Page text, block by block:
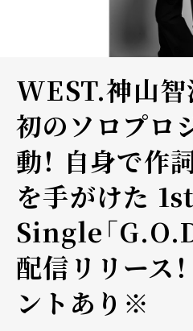
WEST.神山智
初のソロプロ
動！ 自身で作
を手がけた
Single「
配信リリース
ントあり※